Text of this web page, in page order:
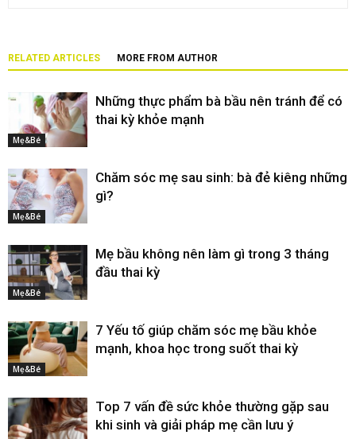
RELATED ARTICLES MORE FROM AUTHOR
Mẹ&Bé
Những thực phẩm bà bầu nên tránh để có
thai kỳ khỏe mạnh
Mẹ&Bé
Chăm sóc mẹ sau sinh: bà đẻ kiêng những
gì?
Mẹ&Bé
Mẹ bầu không nên làm gì trong 3 tháng
đầu thai kỳ
Mẹ&Bé
7 Yếu tố giúp chăm sóc mẹ bầu khỏe
mạnh, khoa học trong suốt thai kỳ
Top 7 vấn đề sức khỏe thường gặp sau
khi sinh và giải pháp mẹ cần lưu ý